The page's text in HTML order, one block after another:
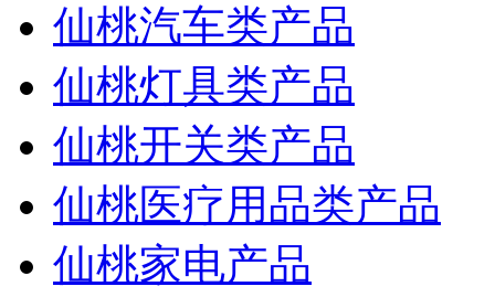
仙桃汽车类产品
仙桃灯具类产品
仙桃开关类产品
仙桃医疗用品类产品
仙桃家电产品